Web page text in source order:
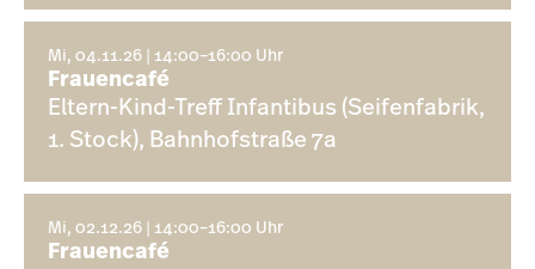
Mi, 04.11.26 | 14:00–16:00 Uhr
Frauencafé
Eltern-Kind-Treff Infantibus (Seifenfabrik,
1. Stock), Bahnhofstraße 7a
Mi, 02.12.26 | 14:00–16:00 Uhr
Frauencafé